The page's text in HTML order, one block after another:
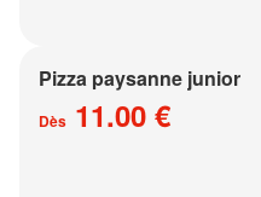
Pizza paysanne junior
Dès 11.00 €